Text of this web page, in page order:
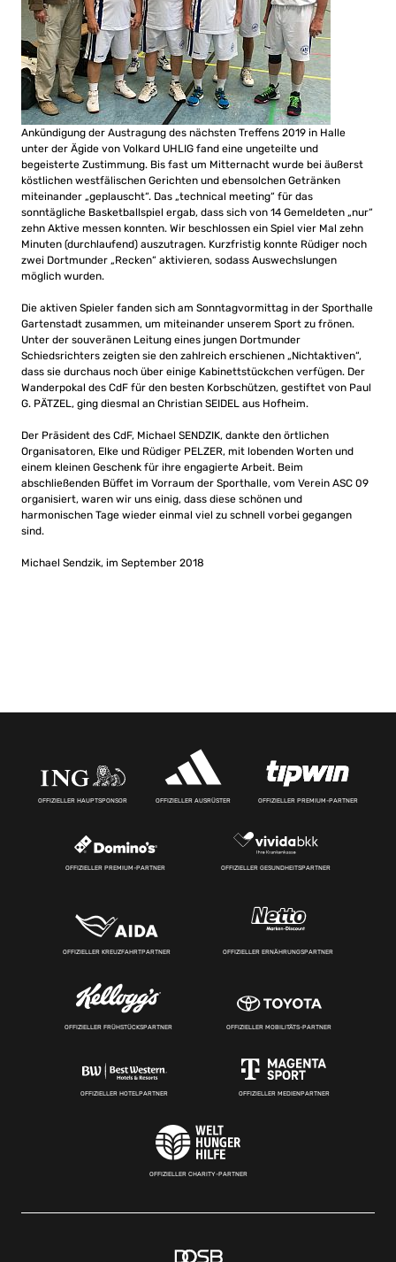
Ankündigung der Austragung des nächsten Treffens 2019 in Halle
unter der Ägide von Volkard UHLIG fand eine ungeteilte und
begeisterte Zustimmung. Bis fast um Mitternacht wurde bei äußerst
köstlichen westfälischen Gerichten und ebensolchen Getränken
miteinander „geplauscht“. Das „technical meeting“ für das
sonntägliche Basketballspiel ergab, dass sich von 14 Gemeldeten „nur“
zehn Aktive messen konnten. Wir beschlossen ein Spiel vier Mal zehn
Minuten (durchlaufend) auszutragen. Kurzfristig konnte Rüdiger noch
zwei Dortmunder „Recken“ aktivieren, sodass Auswechslungen
möglich wurden.
Die aktiven Spieler fanden sich am Sonntagvormittag in der Sporthalle
Gartenstadt zusammen, um miteinander unserem Sport zu frönen.
Unter der souveränen Leitung eines jungen Dortmunder
Schiedsrichters zeigten sie den zahlreich erschienen „Nichtaktiven“,
dass sie durchaus noch über einige Kabinettstückchen verfügen. Der
Wanderpokal des CdF für den besten Korbschützen, gestiftet von Paul
G. PÄTZEL, ging diesmal an Christian SEIDEL aus Hofheim.
Der Präsident des CdF, Michael SENDZIK, dankte den örtlichen
Organisatoren, Elke und Rüdiger PELZER, mit lobenden Worten und
einem kleinen Geschenk für ihre engagierte Arbeit. Beim
abschließenden Büffet im Vorraum der Sporthalle, vom Verein ASC 09
organisiert, waren wir uns einig, dass diese schönen und
harmonischen Tage wieder einmal viel zu schnell vorbei gegangen
sind.
Michael Sendzik, im September 2018
OFFIZIELLER HAUPTSPONSOR OFFIZIELLER AUSRÜSTER OFFIZIELLER PREMIUM-PARTNER
OFFIZIELLER PREMIUM-PARTNER OFFIZIELLER GESUNDHEITSPARTNER
OFFIZIELLER KREUZFAHRTPARTNER OFFIZIELLER ERNÄHRUNGSPARTNER
OFFIZIELLER FRÜHSTÜCKSPARTNER OFFIZIELLER MOBILITÄTS-PARTNER
OFFIZIELLER HOTELPARTNER OFFIZIELLER MEDIENPARTNER
OFFIZIELLER CHARITY-PARTNER